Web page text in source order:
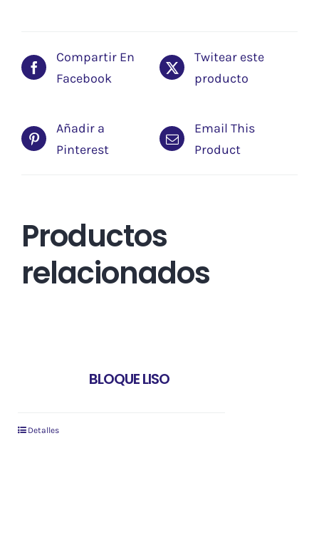
Compartir En
Facebook
Twitear este
producto
Añadir a
Pinterest
Email This
Product
Productos
relacionados
BLOQUE LISO
Detalles